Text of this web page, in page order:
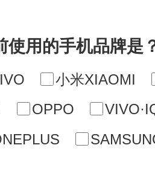
使用的手机品牌是
小米XIAOMI
OPPO